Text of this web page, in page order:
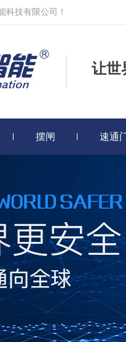
科技有限公司！
让世
摆闸 速通